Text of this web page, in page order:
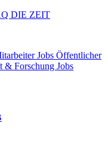
DIE ZEIT
Jobs Öffentlicher
& Forschung Jobs